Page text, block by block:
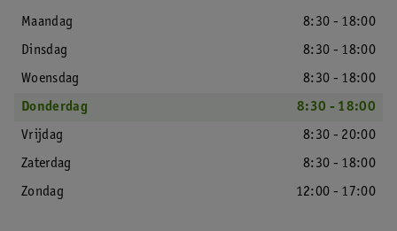
Maandag
8:30 - 18:00
Dinsdag
8:30 - 18:00
Woensdag
8:30 - 18:00
Donderdag
8:30 - 18:00
Vrijdag
8:30 - 20:00
Zaterdag
8:30 - 18:00
Zondag
12:00 - 17:00